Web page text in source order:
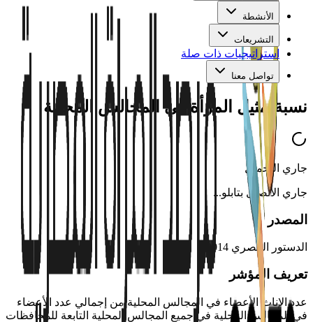
الأنشطة
التشريعات
استراتيجيات ذات صلة
تواصل معنا
نسبة تمثيل المرأة في المجالس المحلية
جاري التحميل
جاري الاتصال بتابلو...
المصدر
الدستور المصري 2014
تعريف المؤشر
عدد الإناث الأعضاء في المجالس المحلية من إجمالي عدد الأعضاء
في المجالس المحلية في جميع المجالس المحلية التابعة للمحافظات